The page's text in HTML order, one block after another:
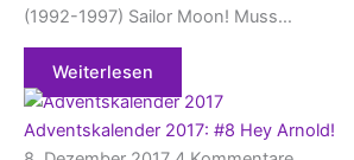
(1992-1997) Sailor Moon! Muss…
Weiterlesen
Adventskalender 2017: #8 Hey Arnold!